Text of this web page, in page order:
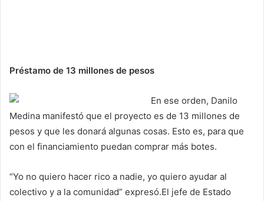
Préstamo de 13 millones de pesos
En ese orden, Danilo
Medina manifestó que el proyecto es de 13 millones de
pesos y que les donará algunas cosas. Esto es, para que
con el financiamiento puedan comprar más botes.
“Yo no quiero hacer rico a nadie, yo quiero ayudar al
colectivo y a la comunidad” expresó.El jefe de Estado